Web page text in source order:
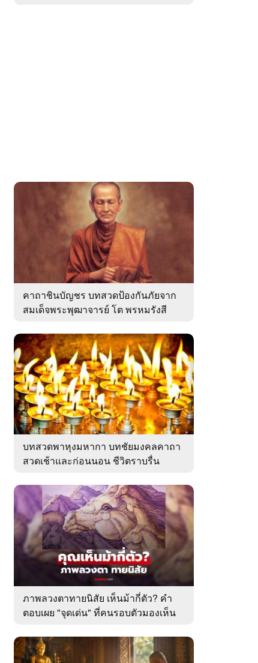
คาถาชินบัญชร บทสวดป้องกันภัยจาก
สมเด็จพระพุฒาจารย์ โต พรหมรังสี
บทสวดพาหุงมหากา บทชัยมงคลคาถา
สวดเช้าและก่อนนอน ชีวิตราบรื่น
ภาพลวงตาทายนิสัย เห็นม้ากี่ตัว? คำ
ตอบเผย "จุดเด่น" ที่คนรอบตัวมองเห็น